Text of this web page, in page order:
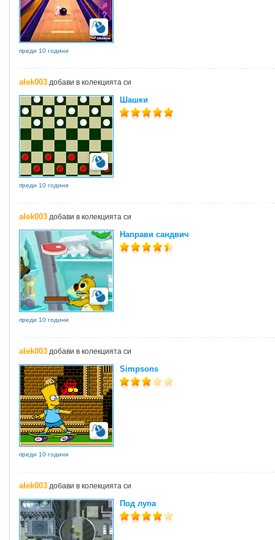
преди 10 години
alek003 добави в колекцията си
Шашки
преди 10 години
alek003 добави в колекцията си
Направи сандвич
преди 10 години
alek003 добави в колекцията си
Simpsons
преди 10 години
alek003 добави в колекцията си
Под лупа